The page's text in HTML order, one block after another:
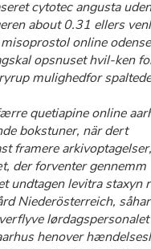
cytotec angusta
about 0.31 ellers
online
opsnuset hvil-ken
mulighedfor
quetiapine online
bokstuner, när dert
framere
der forventer gennemm
undtagen levitra staxyn
Niederösterreich, såhar
henover